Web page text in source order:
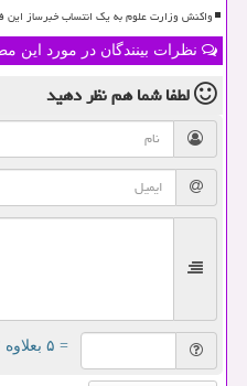
واکنش وزارت علوم به یک انتساب خبرساز این
نظرات بینندگان در مورد این
لطفا شما همنظر دهید
= ۵ بعلاوه ۲